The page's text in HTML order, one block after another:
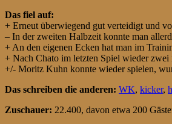
Das fiel auf:
+ Erneut überwiegend gut verteidigt und
– In der zweiten Halbzeit konnte man
+ An den eigenen Ecken hat man im
+ Nach Chato im letzten Spiel wieder zwei
+/- Moritz Kuhn konnte wieder spielen,
Das schreiben die anderen: WK, kicker,
Zuschauer: 22.400, davon etwa 200